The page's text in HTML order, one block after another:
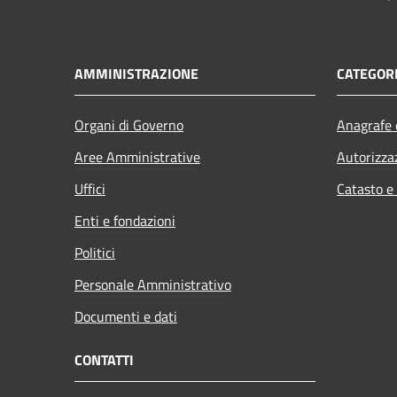
AMMINISTRAZIONE
Organi di Governo
Aree Amministrative
Uffici
Enti e fondazioni
Politici
Personale Amministrativo
Documenti e dati
Catasto
CONTATTI